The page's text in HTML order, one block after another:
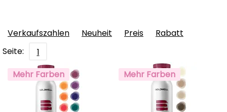
Verkaufszahlen Neuheit Preis
Rabatt
Seite:
1
Mehr Farben
Mehr Farben